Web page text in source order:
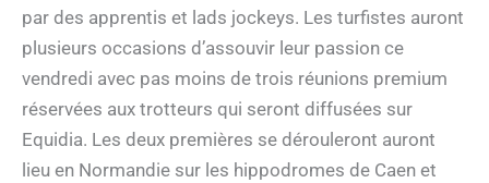
par des apprentis et lads jockeys. Les turfistes auront
plusieurs occasions d’assouvir leur passion ce
vendredi avec pas moins de trois réunions premium
réservées aux trotteurs qui seront diffusées sur
Equidia. Les deux premières se dérouleront auront
lieu en Normandie sur les hippodromes de Caen et